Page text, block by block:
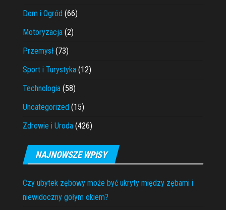
Dom i Ogród (66)
Motoryzacja (2)
Przemysł (73)
Sport i Turystyka (12)
Technologia (58)
Uncategorized (15)
Zdrowie i Uroda (426)
NAJNOWSZE WPISY
Czy ubytek zębowy może być ukryty między zębami i
niewidoczny gołym okiem?